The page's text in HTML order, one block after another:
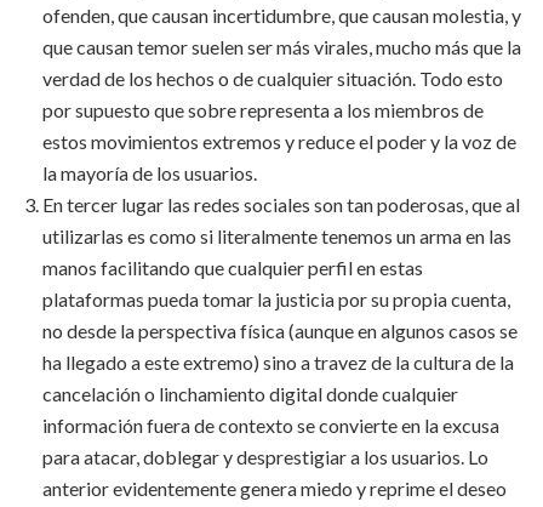
ofenden, que causan incertidumbre, que causan molestia, y
que causan temor suelen ser más virales, mucho más que la
verdad de los hechos o de cualquier situación. Todo esto
por supuesto que sobre representa a los miembros de
estos movimientos extremos y reduce el poder y la voz de
la mayoría de los usuarios.
En tercer lugar las redes sociales son tan poderosas, que al
utilizarlas es como si literalmente tenemos un arma en las
manos facilitando que cualquier perfil en estas
plataformas pueda tomar la justicia por su propia cuenta,
no desde la perspectiva física (aunque en algunos casos se
ha llegado a este extremo) sino a travez de la cultura de la
cancelación o linchamiento digital donde cualquier
información fuera de contexto se convierte en la excusa
para atacar, doblegar y desprestigiar a los usuarios. Lo
anterior evidentemente genera miedo y reprime el deseo